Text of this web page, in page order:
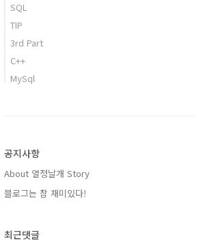
SQL
TIP
3rd Part
C++
MySql
공지사항
About 열정날개 Story
블로그는 참 재미있다!
최근댓글